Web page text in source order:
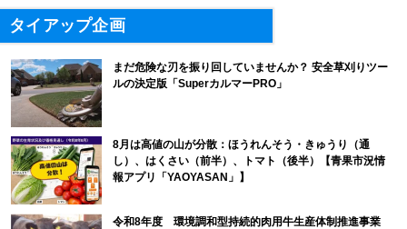
タイアップ企画
まだ危険な刃を振り回していませんか？ 安全草刈りツー
ルの決定版「SuperカルマーPRO」
8月は高値の山が分散：ほうれんそう・きゅうり（通
し）、はくさい（前半）、トマト（後半）【青果市況情
報アプリ「YAOYASAN」】
令和8年度 環境調和型持続的肉用牛生産体制推進事業